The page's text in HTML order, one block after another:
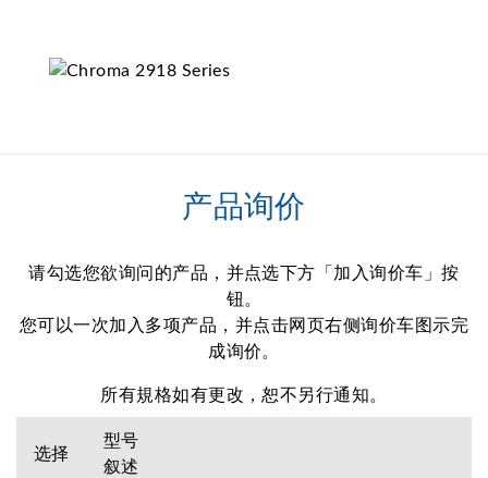
产品询价
请勾选您欲询问的产品，并点选下方「加入询价车」按
钮。
您可以一次加入多项产品，并点击网页右侧询价车图示完
成询价。
所有規格如有更改，恕不另行通知。
选择
型号
叙述